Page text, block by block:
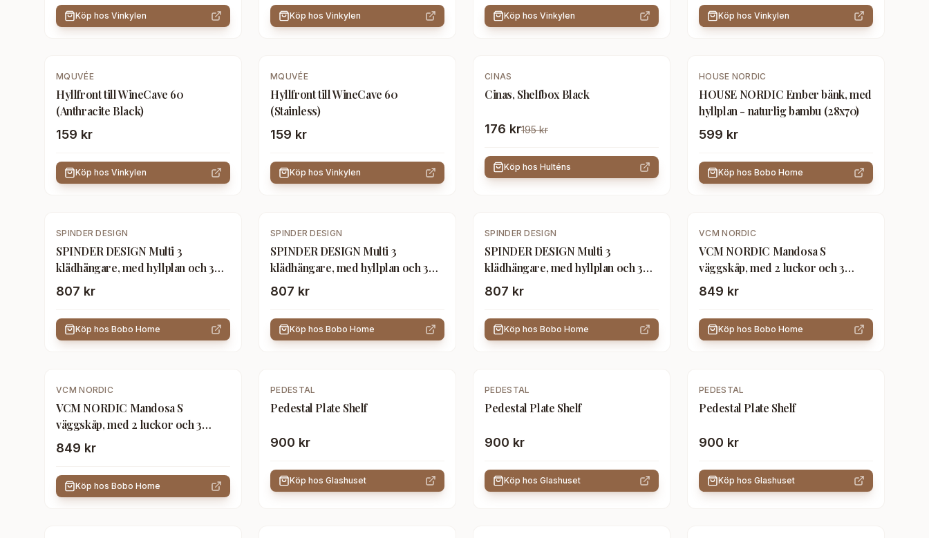
Köp hos Vinkylen Köp hos Vinkylen Köp hos Vinkylen Köp hos Vinkylen
MQUVÉE
Hyllfront till WineCave 60
(Anthracite Black)
159 kr
Köp hos Vinkylen
MQUVÉE
Hyllfront till WineCave 60
(Stainless)
159 kr
Köp hos Vinkylen
-10 %
CINAS
Cinas, Shelfbox Black
176 kr195 kr
Köp hos Hulténs
HOUSE NORDIC
HOUSE NORDIC Ember bänk, med
hyllplan - naturlig bambu (28x70)
599 kr
Köp hos Bobo Home
SPINDER DESIGN
SPINDER DESIGN Multi 3
klädhängare, med hyllplan och 3
krokar - vitt stål
807 kr
Köp hos Bobo Home
SPINDER DESIGN
SPINDER DESIGN Multi 3
klädhängare, med hyllplan och 3
krokar - svart stål
807 kr
Köp hos Bobo Home
SPINDER DESIGN
SPINDER DESIGN Multi 3
klädhängare, med hyllplan och 3
krokar - silkeslent taupe stål
807 kr
Köp hos Bobo Home
VCM NORDIC
VCM NORDIC Mandosa S
väggskåp, med 2 luckor och 3
hyllplan - glas och vitt trä
849 kr
Köp hos Bobo Home
VCM NORDIC
VCM NORDIC Mandosa S
väggskåp, med 2 luckor och 3
hyllplan - glas och svart trä
849 kr
Köp hos Bobo Home
PEDESTAL
Pedestal Plate Shelf
900 kr
Köp hos Glashuset
PEDESTAL
Pedestal Plate Shelf
900 kr
Köp hos Glashuset
PEDESTAL
Pedestal Plate Shelf
900 kr
Köp hos Glashuset